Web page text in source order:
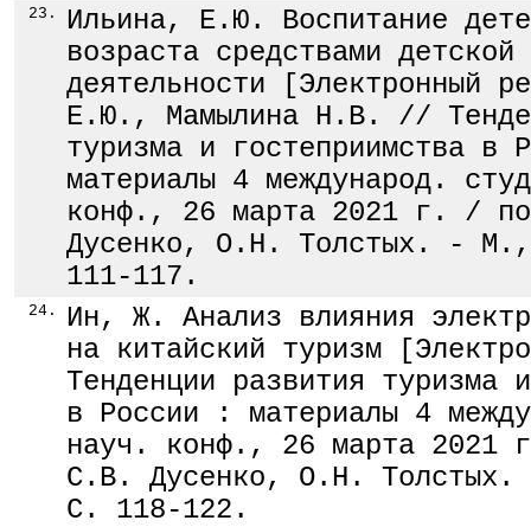
23.
Ильина, Е.Ю. Воспитание
возраста средствами детской
деятельности [Электронный
Е.Ю., Мамылина Н.В. //
туризма и гостеприимства в
материалы 4 международ.
конф., 26 марта 2021 г. /
Дусенко, О.Н. Толстых. -
111-117.
24.
Ин, Ж. Анализ влияния
на китайский туризм
Тенденции развития туризма
в России : материалы 4
науч. конф., 26 марта
С.В. Дусенко, О.Н.
С. 118-122.